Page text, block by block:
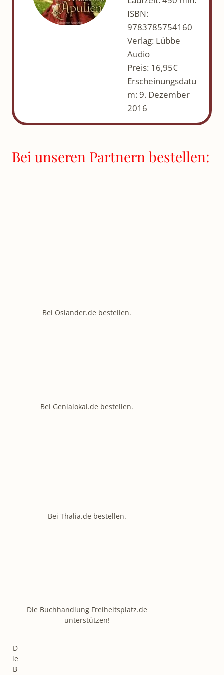
ISBN:
9783785754160
Verlag: Lübbe
Audio
Preis: 16,95€
Erscheinungsdatu
m: 9. Dezember
2016
Bei unseren Partnern bestellen:
Bei Osiander.de bestellen.
unterstützen!
ie
B
ü